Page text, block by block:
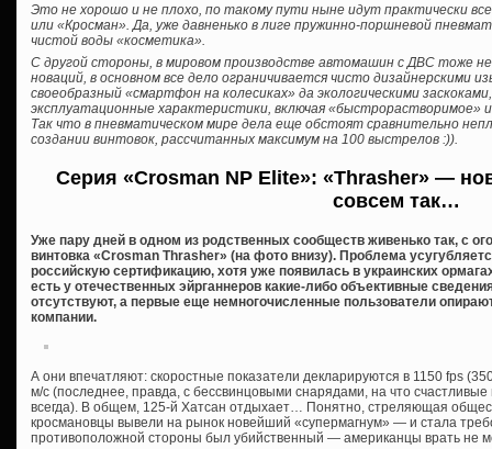
Это не хорошо и не плохо, по такому пути ныне идут практически
или «Кросман». Да, уже давненько в лиге пружинно-поршневой
чистой воды «косметика».
С другой стороны, в мировом производстве автомашин с ДВС тоже
новаций, в основном все дело ограничивается чисто дизайнерскими
своеобразный «смартфон на колесиках» да экологическими
эксплуатационные характеристики, включая «быстрорастворимое»
Так что в пневматическом мире дела еще обстоят сравнительно
создании винтовок, рассчитанных максимум на 100 выстрелов :)).
Серия «Crosman NP Elite»: «Thrasher» —
совсем так…
Уже пару дней в одном из родственных сообществ живенько так, с
винтовка «Crosman Thrasher» (на фото внизу). Проблема
российскую сертификацию, хотя уже появилась в украинских
есть у отечественных эйрганнеров какие-либо объективные
отсутствуют, а первые еще немногочисленные пользователи
компании.
А они впечатляют: скоростные показатели декларируются в 1150 fps
м/с (последнее, правда, с бессвинцовыми снарядами, на что
всегда). В общем, 125-й Хатсан отдыхает… Понятно, стреляющая
кросмановцы вывели на рынок новейший «супермагнум» — и стала
противоположной стороны был убийственный — американцы врать не